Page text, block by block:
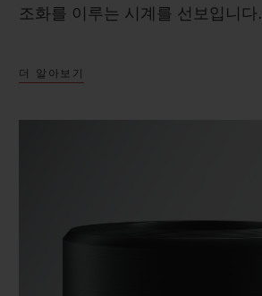
조화를 이루는 시계를 선보입니다.
더 알아보기